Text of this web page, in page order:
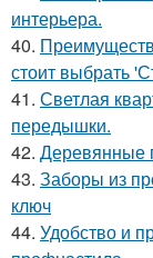
интерьера.
40.
стоит выбрать
41. Светлая
передышки.
42. Деревянные
43. Заборы из
ключ
44. Удобство и